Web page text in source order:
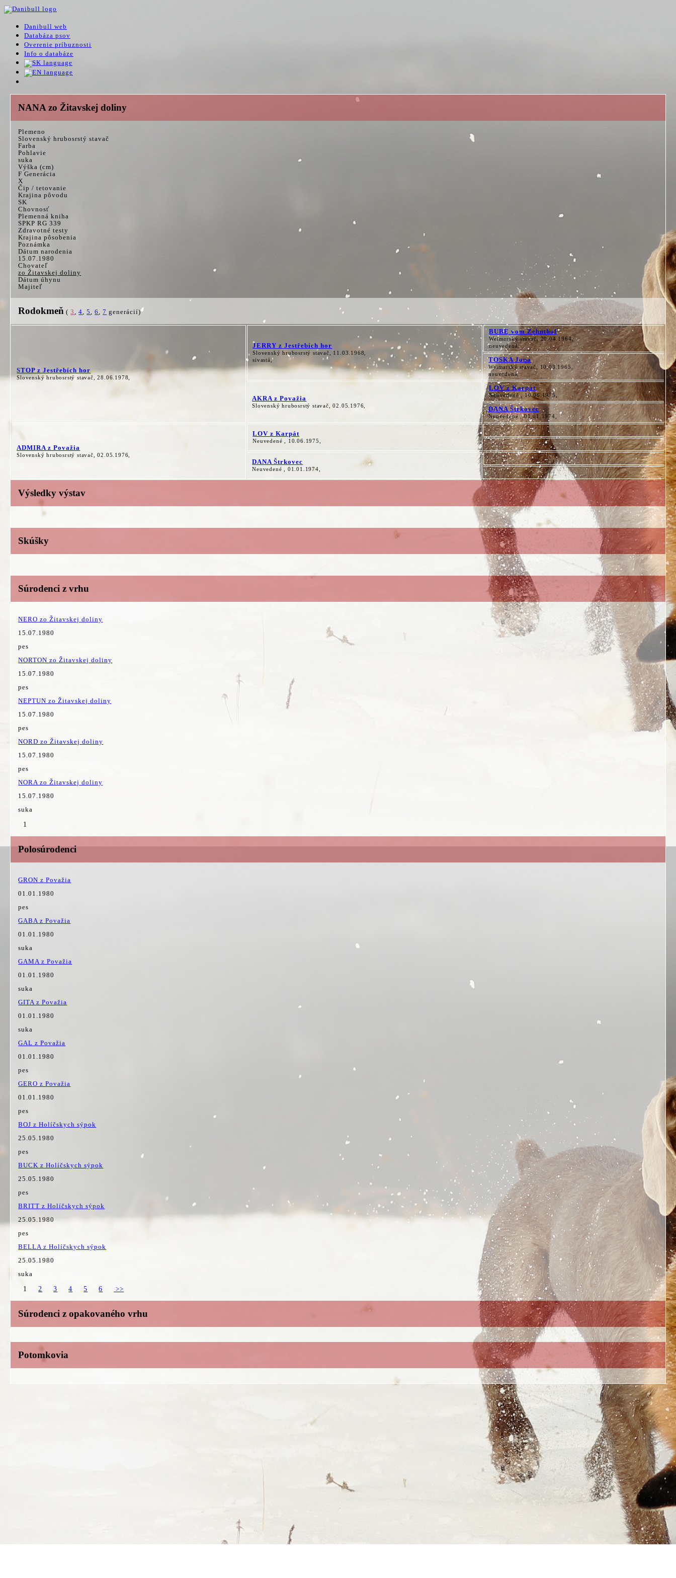
Danibull web
Databáza psov
Overenie príbuznosti
Info o databáze
NANA zo Žitavskej doliny
Plemeno
Slovenský hrubosrstý stavač
Farba
Pohlavie
suka
Výška (cm)
F Generácia
X
Čip / tetovanie
Krajina pôvodu
SK
Chovnosť
Plemenná kniha
SPKP RG 339
Zdravotné testy
Krajina pôsobenia
Poznámka
Dátum narodenia
15.07.1980
Chovateľ
zo Žitavskej doliny
Dátum úhynu
Majiteľ
Rodokmeň (3,4,5,6,7 generácií)
STOP z Jestřebích hor
Slovenský hrubosrstý stavač, 28.06.1978,
JERRY z Jestřebích hor
Slovenský hrubosrstý stavač, 11.03.1968,
sivastá,
BUBE vom Zehnthof
Weimarský stavač, 20.04.1964,
neuvedená,
TOSKA Jona
Weimarský stavač, 10.03.1965,
neuvedená,
AKRA z Považia
Slovenský hrubosrstý stavač, 02.05.1976,
LOV z Karpát
Neuvedené , 10.06.1975,
DANA Štrkovec
Neuvedené , 01.01.1974,
ADMIRA z Považia
Slovenský hrubosrstý stavač, 02.05.1976,
LOV z Karpát
Neuvedené , 10.06.1975,
DANA Štrkovec
Neuvedené , 01.01.1974,
Výsledky výstav
Skúšky
Súrodenci z vrhu
NERO zo Žitavskej doliny
15.07.1980
pes
NORTON zo Žitavskej doliny
15.07.1980
pes
NEPTUN zo Žitavskej doliny
15.07.1980
pes
NORD zo Žitavskej doliny
15.07.1980
pes
NORA zo Žitavskej doliny
15.07.1980
suka
1
Polosúrodenci
GRON z Považia
01.01.1980
pes
GABA z Považia
01.01.1980
suka
GAMA z Považia
01.01.1980
suka
GITA z Považia
01.01.1980
suka
GAL z Považia
01.01.1980
pes
GERO z Považia
01.01.1980
pes
BOJ z Holíčskych sýpok
25.05.1980
pes
BUCK z Holíčskych sýpok
25.05.1980
pes
BRITT z Holíčskych sýpok
25.05.1980
pes
BELLA z Holíčskych sýpok
25.05.1980
suka
1
2 3 4 5 6 >>
Súrodenci z opakovaného vrhu
Potomkovia